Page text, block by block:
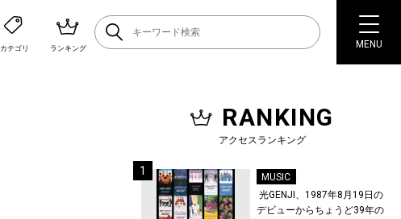
カテゴリ ランキング MENU
RANKING
アクセスランキング
MUSIC
光GENJI、1987年8月19日の
デビューからちょうど39年の